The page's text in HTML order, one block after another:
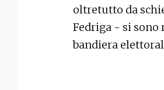
oltretutto da
Fedriga - si
bandiera